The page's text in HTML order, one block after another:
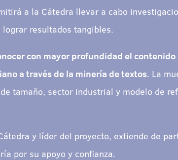
a la Cátedra llevar a cabo
resultados tangibles.
con mayor profundidad el
a través de la minería de textos. La
tamaño, sector industrial y modelo de
y líder del proyecto, extiende de
por su apoyo y confianza.